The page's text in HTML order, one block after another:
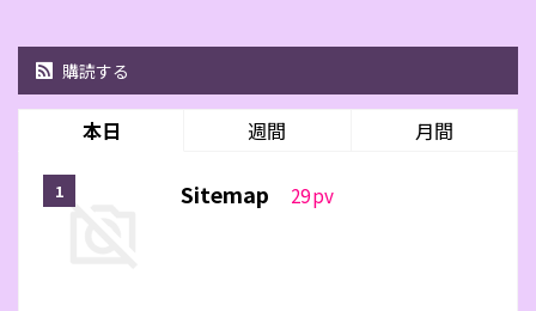
購読する
本日 週間 月間
Sitemap 29pv